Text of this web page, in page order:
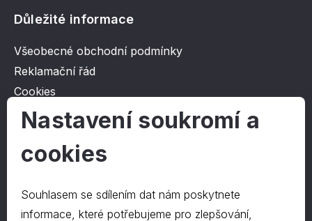
Důležité informace
Všeobecné obchodní podmínky
Reklamační řád
Cookies
Ochrana osobních údajů
O společnosti
Kontakt
O nás
Nastavení soukromí a
cookies
Souhlasem se sdílením dat nám poskytnete
informace, které potřebujeme pro zlepšování,